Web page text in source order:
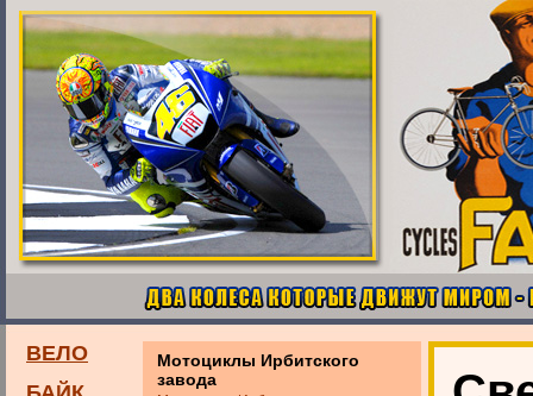
ВЕЛО
Мотоциклы Ирбитского
завода